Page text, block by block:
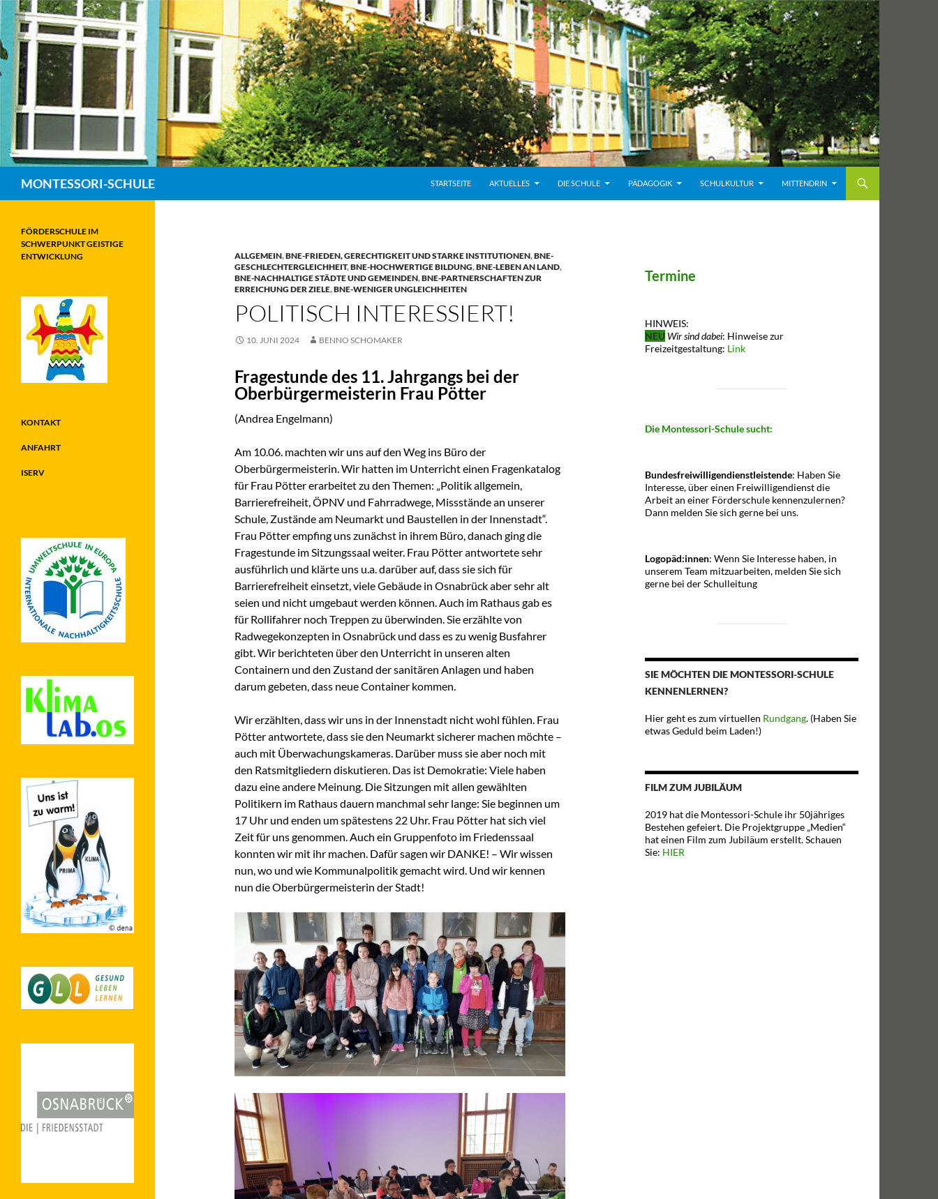
Zum
Inhalt
springen
MONTESSORI-SCHULE STARTSEITE AKTUELLES DIE SCHULE PÄDAGOGIK SCHULKULTUR MITTENDRIN
ALLGEMEIN,BNE-FRIEDEN, GERECHTIGKEIT UND STARKE INSTITUTIONEN,BNE-
GESCHLECHTERGLEICHHEIT,BNE-HOCHWERTIGE BILDUNG,BNE-LEBEN AN LAND,
BNE-NACHHALTIGE STÄDTE UND GEMEINDEN,BNE-PARTNERSCHAFTEN ZUR
ERREICHUNG DER ZIELE,BNE-WENIGER UNGLEICHHEITEN
POLITISCH INTERESSIERT!
10. JUNI 2024 BENNO SCHOMAKER
Fragestunde des 11. Jahrgangs bei der
Oberbürgermeisterin Frau Pötter
(Andrea Engelmann)
Am 10.06. machten wir uns auf den Weg ins Büro der
Oberbürgermeisterin. Wir hatten im Unterricht einen Fragenkatalog
für Frau Pötter erarbeitet zu den Themen: „Politik allgemein,
Barrierefreiheit, ÖPNV und Fahrradwege, Missstände an unserer
Schule, Zustände am Neumarkt und Baustellen in der Innenstadt“.
Frau Pötter empfing uns zunächst in ihrem Büro, danach ging die
Fragestunde im Sitzungssaal weiter. Frau Pötter antwortete sehr
ausführlich und klärte uns u.a. darüber auf, dass sie sich für
Barrierefreiheit einsetzt, viele Gebäude in Osnabrück aber sehr alt
seien und nicht umgebaut werden können. Auch im Rathaus gab es
für Rollifahrer noch Treppen zu überwinden. Sie erzählte von
Radwegekonzepten in Osnabrück und dass es zu wenig Busfahrer
gibt. Wir berichteten über den Unterricht in unseren alten
Containern und den Zustand der sanitären Anlagen und haben
darum gebeten, dass neue Container kommen.
Wir erzählten, dass wir uns in der Innenstadt nicht wohl fühlen. Frau
Pötter antwortete, dass sie den Neumarkt sicherer machen möchte –
auch mit Überwachungskameras. Darüber muss sie aber noch mit
den Ratsmitgliedern diskutieren. Das ist Demokratie: Viele haben
dazu eine andere Meinung. Die Sitzungen mit allen gewählten
Politikern im Rathaus dauern manchmal sehr lange: Sie beginnen um
17 Uhr und enden um spätestens 22 Uhr. Frau Pötter hat sich viel
Zeit für uns genommen. Auch ein Gruppenfoto im Friedenssaal
konnten wir mit ihr machen. Dafür sagen wir DANKE! – Wir wissen
nun, wo und wie Kommunalpolitik gemacht wird. Und wir kennen
nun die Oberbürgermeisterin der Stadt!
Termine
HINWEIS:
NEU Wir sind dabei: Hinweise zur
Freizeitgestaltung: Link
Die Montessori-Schule sucht:
Bundesfreiwilligendienstleistende: Haben Sie
Interesse, über einen Freiwilligendienst die
Arbeit an einer Förderschule kennenzulernen?
Dann melden Sie sich gerne bei uns.
Logopäd:innen: Wenn Sie Interesse haben, in
unserem Team mitzuarbeiten, melden Sie sich
gerne bei der Schulleitung
SIE MÖCHTEN DIE MONTESSORI-SCHULE
KENNENLERNEN?
Hier geht es zum virtuellen Rundgang. (Haben Sie
etwas Geduld beim Laden!)
FILM ZUM JUBILÄUM
2019 hat die Montessori-Schule ihr 50jähriges
Bestehen gefeiert. Die Projektgruppe „Medien“
hat einen Film zum Jubiläum erstellt. Schauen
Sie: HIER
FÖRDERSCHULE IM
SCHWERPUNKT GEISTIGE
ENTWICKLUNG
KONTAKT
ANFAHRT
ISERV